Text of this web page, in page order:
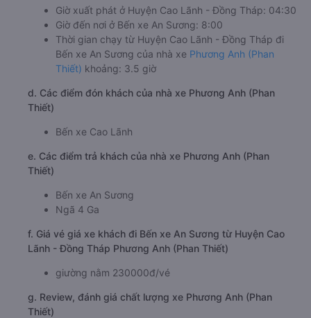
Giờ xuất phát ở Huyện Cao Lãnh - Đồng Tháp: 04:30
Giờ đến nơi ở Bến xe An Sương: 8:00
Thời gian chạy từ Huyện Cao Lãnh - Đồng Tháp đi
Bến xe An Sương của nhà xe Phương Anh (Phan
Thiết) khoảng: 3.5 giờ
d. Các điểm đón khách của nhà xe Phương Anh (Phan
Thiết)
Bến xe Cao Lãnh
e. Các điểm trả khách của nhà xe Phương Anh (Phan
Thiết)
Bến xe An Sương
Ngã 4 Ga
f. Giá vé giá xe khách đi Bến xe An Sương từ Huyện Cao
Lãnh - Đồng Tháp Phương Anh (Phan Thiết)
giường nằm 230000đ/vé
g. Review, đánh giá chất lượng xe Phương Anh (Phan
Thiết)